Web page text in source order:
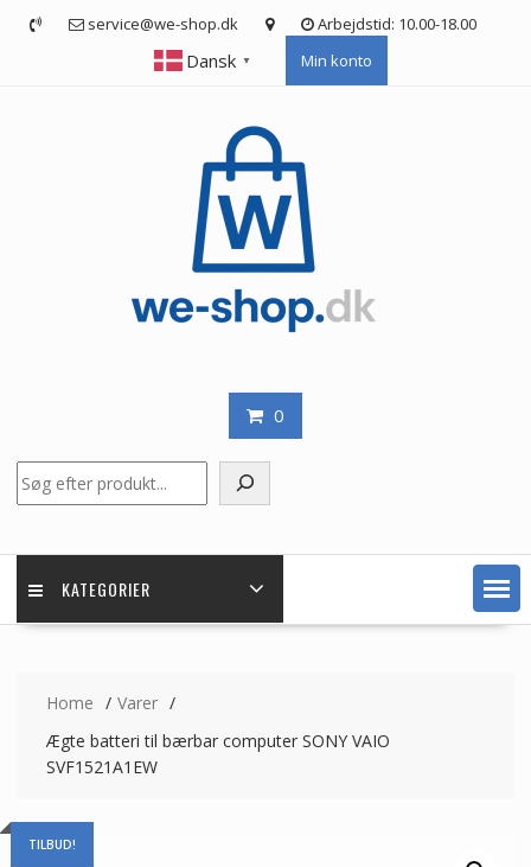
service@we-shop.dk Arbejdstid: 10.00-18.00
Dansk ▼ Min konto
0
KATEGORIER
Home
Varer
Ægte batteri til bærbar computer SONY VAIO
SVF1521A1EW
TILBUD!